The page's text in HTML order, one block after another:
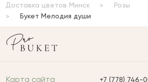
Доставка цветов Минск
Розы
Букет Мелодия души
Карта сайта +7 (778) 746-